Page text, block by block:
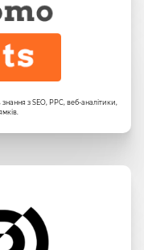
з SEO, PPC, веб-аналітики,